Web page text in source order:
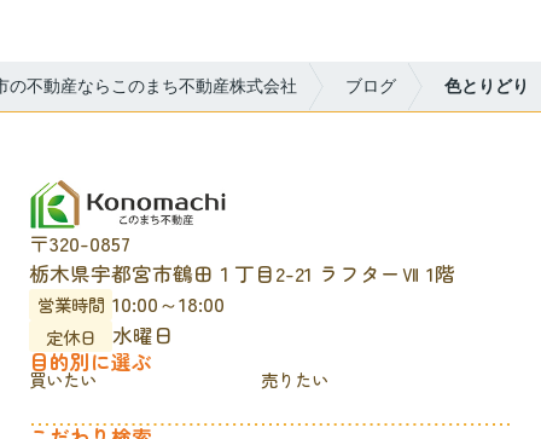
の不動産ならこのまち不動産株式会社 ブログ 色とりどり
〒320-0857
栃木県宇都宮市鶴田１丁目2-21 ラフターⅦ 1階
営業時間 10:00～18:00
定休日
水曜日
目的別に選ぶ
買いたい 売りたい